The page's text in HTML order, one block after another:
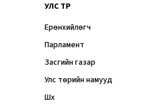
УЛС ТӨР
Ерөнхийлөгч
Парламент
Засгийн газар
Улс төрийн намууд
Шүүх